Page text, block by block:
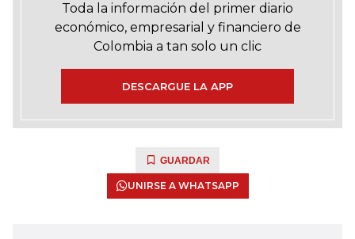
Toda la información del primer diario
económico, empresarial y financiero de
Colombia a tan solo un clic
DESCARGUE LA APP
GUARDAR
UNIRSE A WHATSAPP